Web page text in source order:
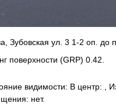
Зубовская ул. 3 1-2 оп. до
поверхности (GRP) 0.42.
видимости: В центр: ,
нет.